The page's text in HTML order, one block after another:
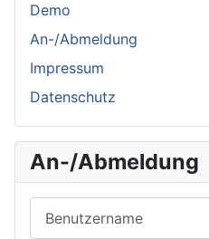
Demo
An-/Abmeldung
Impressum
Datenschutz
An-/Abmeldung